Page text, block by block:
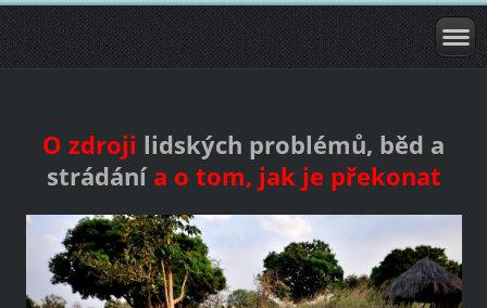
O zdroji lidských problémů, běd a
strádánía o tom, jak je překonat